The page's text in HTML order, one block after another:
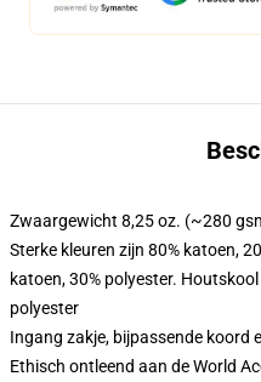
Zwaargewicht 8,25 oz. (~280
Sterke kleuren zijn 80% katoen,
katoen, 30% polyester.
polyester
Ingang zakje, bijpassende koord
Ethisch ontleend aan de World